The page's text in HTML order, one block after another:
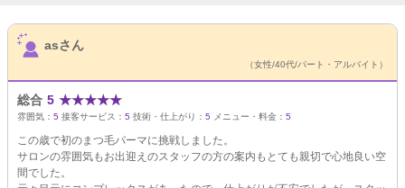
サロンPick Up
asさん
（女性/40代/パート・アルバイト）
総合 5 ★★★★★
雰囲気： 5 接客サービス： 5 技術・仕上がり： 5 メニュー・料金： 5
この歳で初のまつ毛パーマに挑戦しました。
サロンの雰囲気もお出迎えのスタッフの方の案内もとても親切で心地良い空
間でした。